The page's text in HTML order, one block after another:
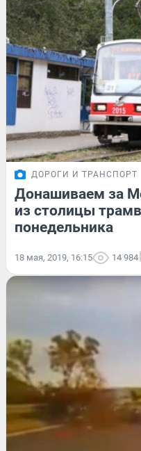
ДОРОГИ И ТРАНСПОРТ
Донашиваем за
из столицы
понедельника
18 мая, 2019, 16:15 14 984